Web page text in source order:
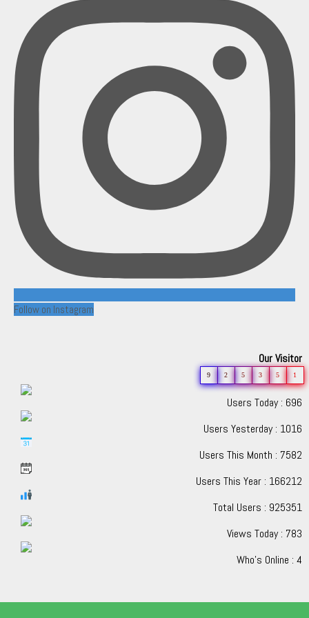
Follow on Instagram
Our Visitor
9 2 5 3 5 1
Users Today : 696
Users Yesterday : 1016
Users This Month : 7582
Users This Year : 166212
Total Users : 925351
Views Today : 783
Who's Online : 4